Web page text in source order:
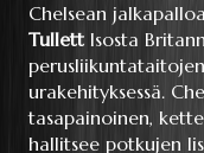
Chelsean
Tullett Isosta
urakehityksessä.
tasapainoinen,
hallitsee potkujen